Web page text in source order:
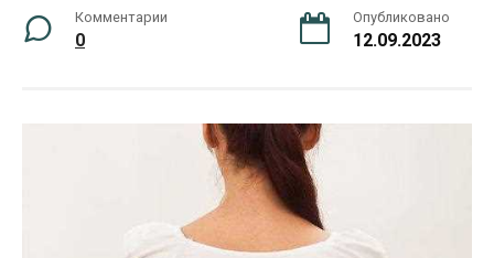
Комментарии
0
Опубликовано
12.09.2023